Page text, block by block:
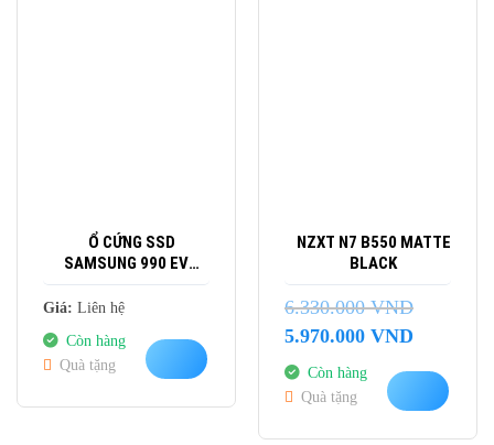
Ổ CỨNG SSD
SAMSUNG 990 EVO
PLUS 1TB M.2 NVME
M.2 2280 PCIE GEN4.0
V9S1T0BW
Giá: Liên hệ
Còn hàng
Quà tặng
NZXT N7 B550 MATTE
BLACK
6.330.000VND
Giá
là:
6.330.000 VND.
5.970.000 VNDGiá
Còn hàng
Quà tặng